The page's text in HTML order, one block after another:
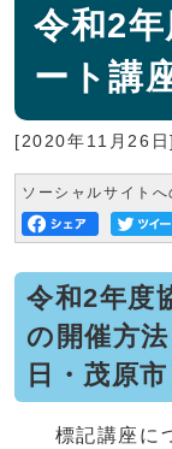
令和2
ート講
[2020年11月26日]
ソーシャルサイト
令和2年度
の開催方
日・茂原市
標記講座に